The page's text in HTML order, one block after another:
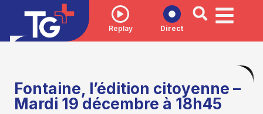
Replay Direct
Fontaine, l’édition citoyenne –
Mardi 19 décembre à 18h45